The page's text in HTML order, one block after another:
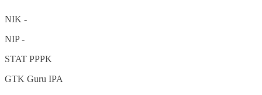
NIK -
NIP-
STAT PPPK
GTK Guru IPA